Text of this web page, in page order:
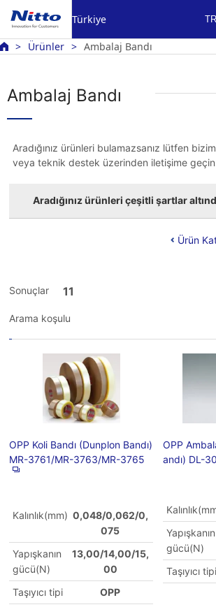
Türkiye TR
Ürünler Ambalaj Bandı
Ambalaj Bandı
Aradığınız ürünleri bulamazsanız lütfen
veya teknik destek üzerinden iletişime
Aradığınız ürünleri çeşitli şartlar
Ürün
Sonuçlar 11
Arama koşulu
OPP Koli Bandı (Dunplon Bandı)
MR-3761/MR-3763/MR-3765
Kalınlık(mm) 0,048/0,062/0,
075
Yapışkanın
gücü(N)
13,00/14,00/15,
00
Taşıyıcı tipi
OPP
OPP
andı) DL-30
Yapışkanın
gücü(N)
Taşıyıcı tipi